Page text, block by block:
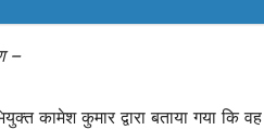
–
कामेश कुमार द्वारा बताया गया कि